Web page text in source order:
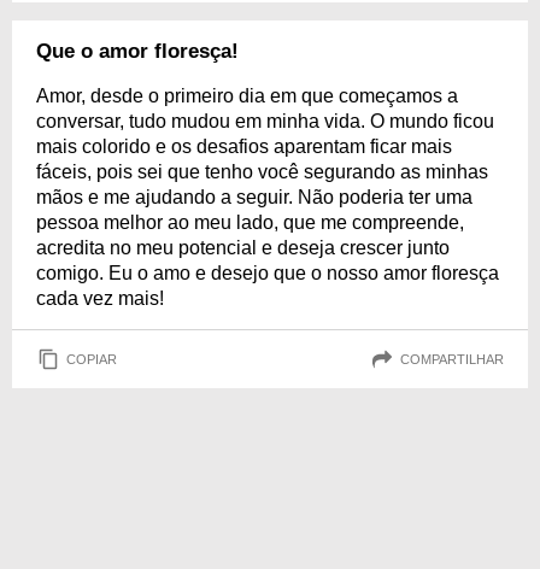
Que o amor floresça!
Amor, desde o primeiro dia em que começamos a
conversar, tudo mudou em minha vida. O mundo ficou
mais colorido e os desafios aparentam ficar mais
fáceis, pois sei que tenho você segurando as minhas
mãos e me ajudando a seguir. Não poderia ter uma
pessoa melhor ao meu lado, que me compreende,
acredita no meu potencial e deseja crescer junto
comigo. Eu o amo e desejo que o nosso amor floresça
cada vez mais!
COPIAR COMPARTILHAR